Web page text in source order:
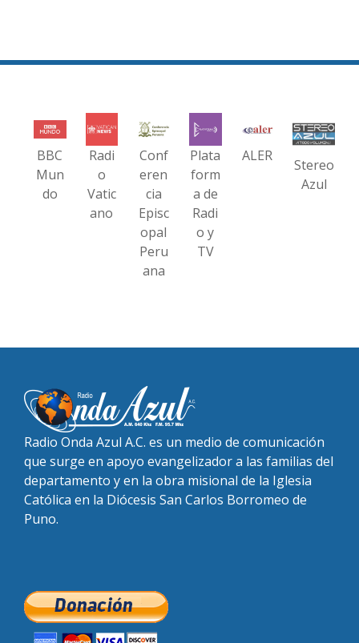
BBC
Mun
do
Radi
o
Vatic
ano
Conf
eren
cia
Episc
opal
Peru
ana
Plata
form
a de
Radi
o y
TV
ALER
Stereo
Azul
Radio Onda Azul A.C. es un medio de comunicación
que surge en apoyo evangelizador a las familias del
departamento y en la obra misional de la Iglesia
Católica en la Diócesis San Carlos Borromeo de
Puno.